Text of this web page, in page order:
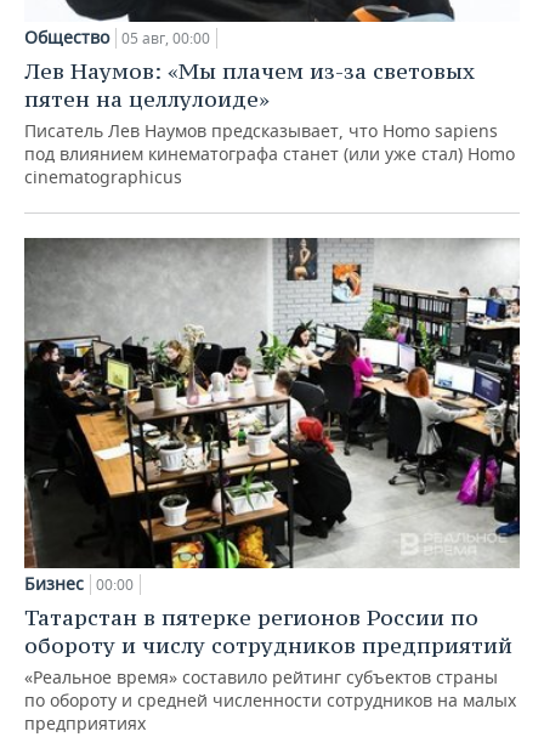
Общество 05 авг, 00:00
Лев Наумов: «Мы плачем из-за световых
пятен на целлулоиде»
Писатель Лев Наумов предсказывает, что Homo sapiens
под влиянием кинематографа станет (или уже стал) Homo
cinematographicus
Бизнес 00:00
Татарстан в пятерке регионов России по
обороту и числу сотрудников предприятий
«Реальное время» составило рейтинг субъектов страны
по обороту и средней численности сотрудников на малых
предприятиях